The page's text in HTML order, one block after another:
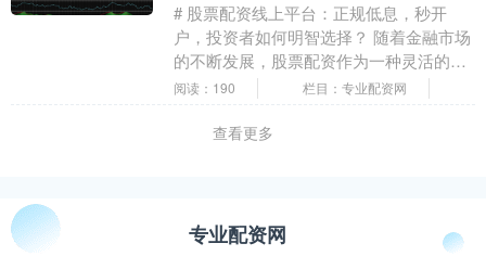
# 股票配资线上平台：正规低息，秒开
户，投资者如何明智选择？ 随着金融市场
的不断发展，股票配资作为一种灵活的资
金管理工具，逐渐受到越来越多投资者的
阅读：190 栏目：专业配资网
查看更多
专业配资网